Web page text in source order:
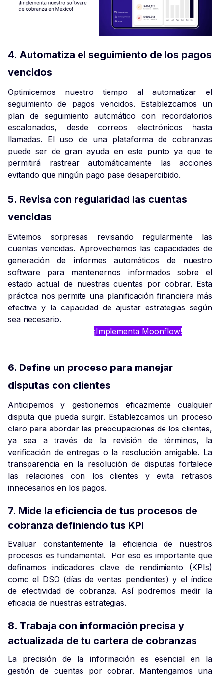
4. Automatiza el seguimiento de los pagos
vencidos
Optimicemos nuestro tiempo al automatizar el
seguimiento de pagos vencidos. Establezcamos un
plan de seguimiento automático con recordatorios
escalonados, desde correos electrónicos hasta
llamadas. El uso de una plataforma de cobranzas
puede ser de gran ayuda en este punto ya que te
permitirá rastrear automáticamente las acciones
evitando que ningún pago pase desapercibido.
5. Revisa con regularidad las cuentas
vencidas
Evitemos sorpresas revisando regularmente las
cuentas vencidas. Aprovechemos las capacidades de
generación de informes automáticos de nuestro
software para mantenernos informados sobre el
estado actual de nuestras cuentas por cobrar. Esta
práctica nos permite una planificación financiera más
efectiva y la capacidad de ajustar estrategias según
sea necesario.
¡Implementa Moonflow!
6. Define un proceso para manejar
disputas con clientes
Anticipemos y gestionemos eficazmente cualquier
disputa que pueda surgir. Establezcamos un proceso
claro para abordar las preocupaciones de los clientes,
ya sea a través de la revisión de términos, la
verificación de entregas o la resolución amigable. La
transparencia en la resolución de disputas fortalece
las relaciones con los clientes y evita retrasos
innecesarios en los pagos.
7. Mide la eficiencia de tus procesos de
cobranza definiendo tus KPI
Evaluar constantemente la eficiencia de nuestros
procesos es fundamental. Por eso es importante que
definamos indicadores clave de rendimiento (KPIs)
como el DSO (días de ventas pendientes) y el índice
de efectividad de cobranza. Así podremos medir la
eficacia de nuestras estrategias.
8. Trabaja con información precisa y
actualizada de tu cartera de cobranzas
La precisión de la información es esencial en la
gestión de cuentas por cobrar. Mantengamos una